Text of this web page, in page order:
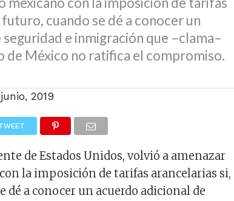
cuando se dé a conocer un
e inmigración que –clama–
de México no ratifica el compromiso.
2019
de Estados Unidos, volvió a amenazar
la imposición de tarifas arancelarias si,
dé a conocer un acuerdo adicional de